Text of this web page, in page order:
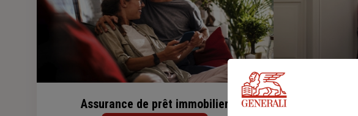
Assurance de prêt immobilier